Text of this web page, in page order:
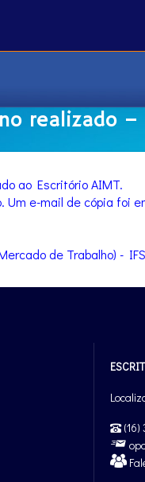
realizado –
ao Escritório AIMT.
e-mail de cópia foi
de Trabalho) -
(16)